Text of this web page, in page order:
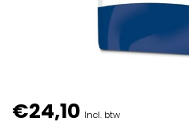
€24,10 Incl. btw